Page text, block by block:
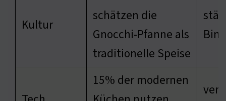
Kultur
schätzen die
Gnocchi-Pfanne als
traditionelle Speise
15% der modernen